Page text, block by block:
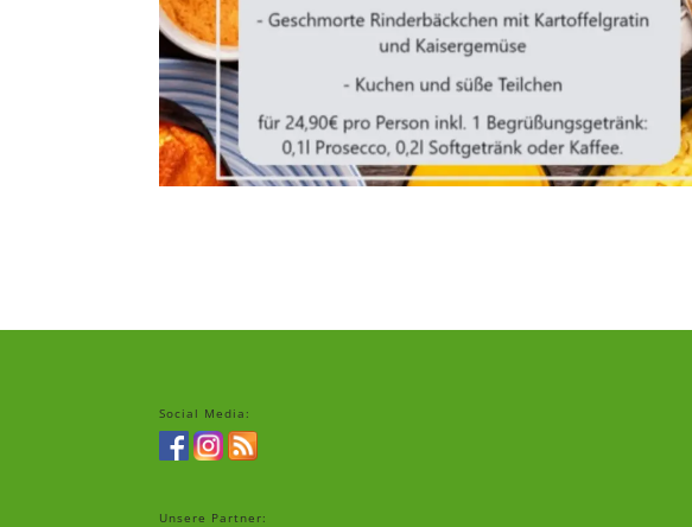
Social Media:
Unsere Partner: